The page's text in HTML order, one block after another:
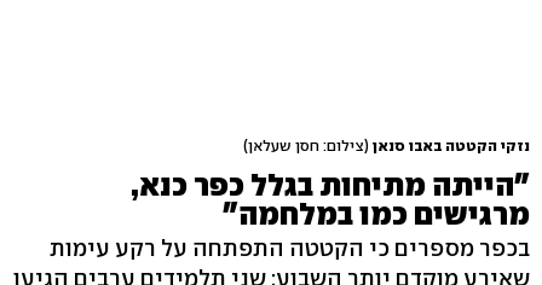
נזקי הקטטה באבו סנאן (צילום: חסן שעלאן)
"הייתה מתיחות בגלל כפר כנא,
מרגישים כמו במלחמה"
בכפר מספרים כי הקטטה התפתחה על רקע עימות
שאירע מוקדם יותר השבוע: שני תלמידים ערבים הגיעו